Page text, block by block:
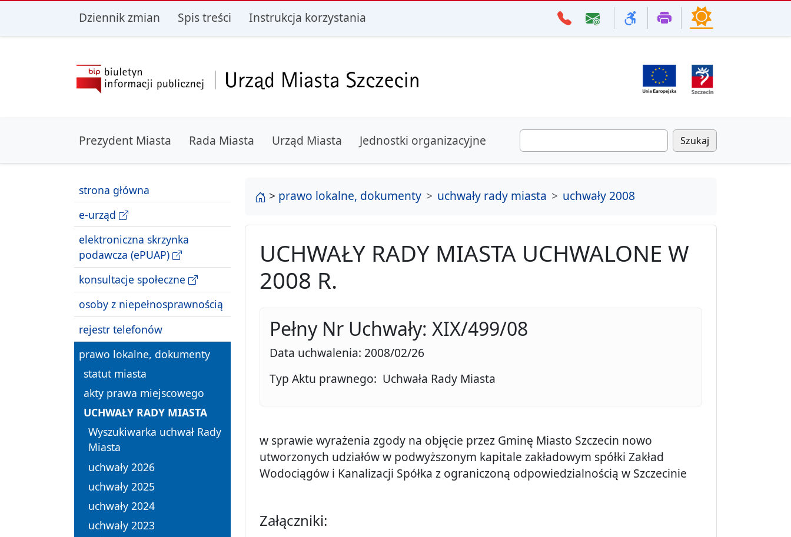
przejdź do głównego menu przejdź do treści
Dziennik zmian Spis treści Instrukcja korzystania
Prezydent Miasta Rada Miasta Urząd Miasta Jednostki organizacyjne Szukaj
strona główna
e-urząd
elektroniczna skrzynka
podawcza (ePUAP)
konsultacje społeczne
osoby z niepełnosprawnością
rejestr telefonów
prawo lokalne, dokumenty
statut miasta
akty prawa miejscowego
UCHWAŁY RADY MIASTA
Wyszukiwarka uchwał Rady
Miasta
uchwały 2026
uchwały 2025
uchwały 2024
uchwały 2023
strona główna
> prawo lokalne, dokumenty uchwały rady miasta uchwały 2008
UCHWAŁY RADY MIASTA UCHWALONE W
2008 R.
Pełny Nr Uchwały: XIX/499/08
Data uchwalenia: 2008/02/26
Typ Aktu prawnego: Uchwała Rady Miasta
w sprawie wyrażenia zgody na objęcie przez Gminę Miasto Szczecin nowo
utworzonych udziałów w podwyższonym kapitale zakładowym spółki Zakład
Wodociągów i Kanalizacji Spółka z ograniczoną odpowiedzialnością w Szczecinie
Załączniki: